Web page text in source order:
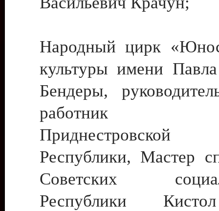
Народный цирк
культуры имени
Бендеры,
работник
Приднестровской
Республики, Мастер
Советских
Республики